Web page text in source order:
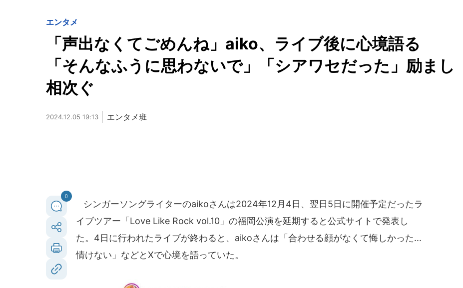
エンタメ
「声出なくてごめんね」aiko、ライブ後に心境語る
「そんなふうに思わないで」「シアワセだった」励まし
相次ぐ
2024.12.05 19:13 エンタメ班
0
シンガーソングライターのaikoさんは2024年12月4日、翌日5日に開催予定だったラ
イブツアー「Love Like Rock vol.10」の福岡公演を延期すると公式サイトで発表し
た。4日に行われたライブが終わると、aikoさんは「合わせる顔がなくて悔しかった...
情けない」などとXで心境を語っていた。